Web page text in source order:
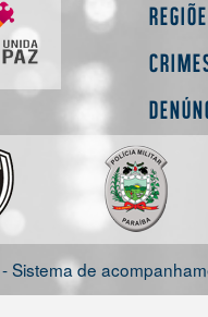
Sistema de